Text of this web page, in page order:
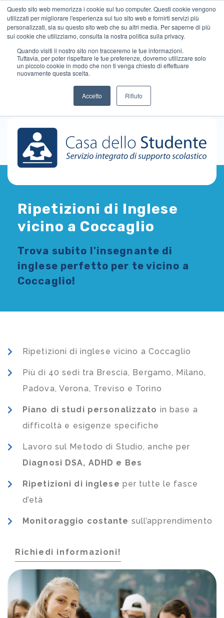
Questo sito web memorizza i cookie sul tuo computer. Questi cookie vengono
utilizzati per migliorare l'esperienza sul tuo sito web e fornirti servizi più
personalizzati, sia su questo sito web che su altri media. Per saperne di più
sui cookie che utilizziamo, consulta la nostra politica sulla privacy.
Quando visiti il ​​nostro sito non tracceremo le tue informazioni.
Tuttavia, per poter rispettare le tue preferenze, dovremo utilizzare solo
un piccolo cookie in modo che non ti venga chiesto di effettuare
nuovamente questa scelta.
Accetto Rifiuto
Ripetizioni di Inglese
vicino a Coccaglio
Trova subito l'insegnante di
inglese perfetto per te vicino a
Coccaglio!
Ripetizioni di inglese vicino a Coccaglio
Più di 40 sedi tra Brescia, Bergamo, Milano,
Padova, Verona, Treviso e Torino
Piano di studi personalizzato in base a
difficoltà e esigenze specifiche
Lavoro sul Metodo di Studio, anche per
Diagnosi DSA, ADHD e Bes
Ripetizioni di inglese per tutte le fasce
d’età
Monitoraggio costante sull’apprendimento
Richiedi informazioni!